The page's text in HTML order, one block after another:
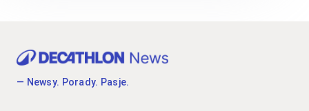
— Newsy. Porady. Pasje.